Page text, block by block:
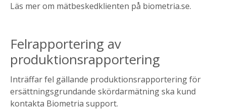
Läs mer om mätbeskedklienten på biometria.se.
Felrapportering av
produktionsrapportering
Inträffar fel gällande produktionsrapportering för
ersättningsgrundande skördarmätning ska kund
kontakta Biometria support.